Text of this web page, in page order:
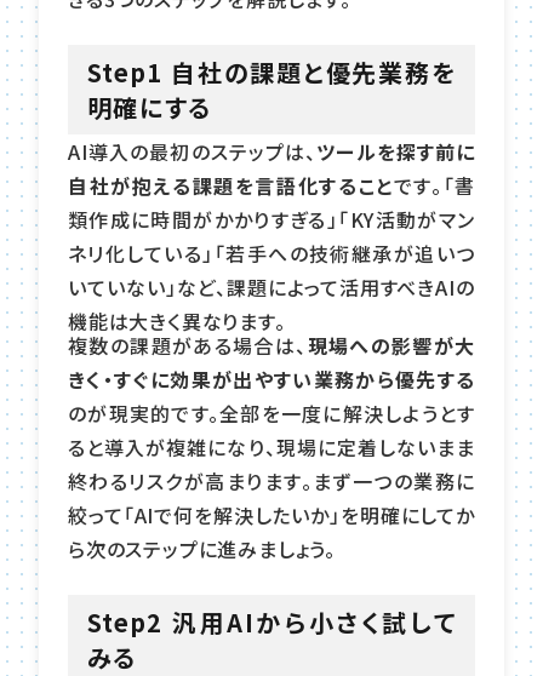
Step1 自社の課題と優先業務を
明確にする
AI導入の最初のステップは、ツールを探す前に
自社が抱える課題を言語化することです。「書
類作成に時間がかかりすぎる」「KY活動がマン
ネリ化している」「若手への技術継承が追いつ
いていない」など、課題によって活用すべきAIの
機能は大きく異なります。
複数の課題がある場合は、現場への影響が大
きく・すぐに効果が出やすい業務から優先する
のが現実的です。全部を一度に解決しようとす
ると導入が複雑になり、現場に定着しないまま
終わるリスクが高まります。まず一つの業務に
絞って「AIで何を解決したいか」を明確にしてか
ら次のステップに進みましょう。
Step2 汎用AIから小さく試して
みる